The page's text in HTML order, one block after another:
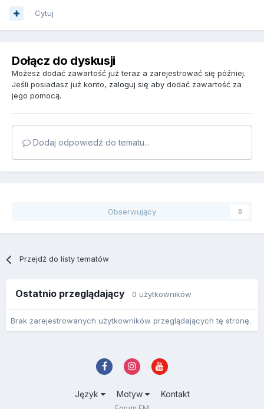
Cytuj
Dołącz do dyskusji
Możesz dodać zawartość już teraz a zarejestrować się później.
Jeśli posiadasz już konto, zaloguj się aby dodać zawartość za
jego pomocą.
Dodaj odpowiedź do tematu...
Obserwujący 0
Przejdź do listy tematów
Ostatnio przeglądający 0 użytkowników
Brak zarejestrowanych użytkowników przeglądających tę stronę.
Język Motyw Kontakt